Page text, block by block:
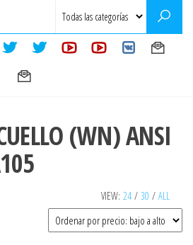
(WN) ANSI
VIEW: 24 / 30 / ALL